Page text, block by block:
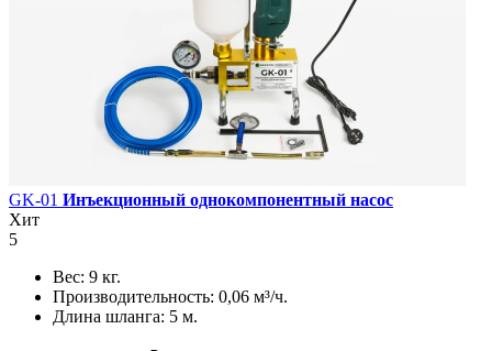
GK-01 Инъекционный однокомпонентный насос
Хит
5
Вес: 9 кг.
Производительность: 0,06 м³/ч.
Длина шланга: 5 м.